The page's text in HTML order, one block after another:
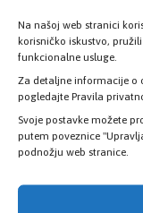
Na našoj web stranici
korisničko iskustvo,
funkcionalne usluge.
Za detaljne informacije
pogledajte Pravila
Svoje postavke možete
putem poveznice
podnožju web stranice.
Provjerite